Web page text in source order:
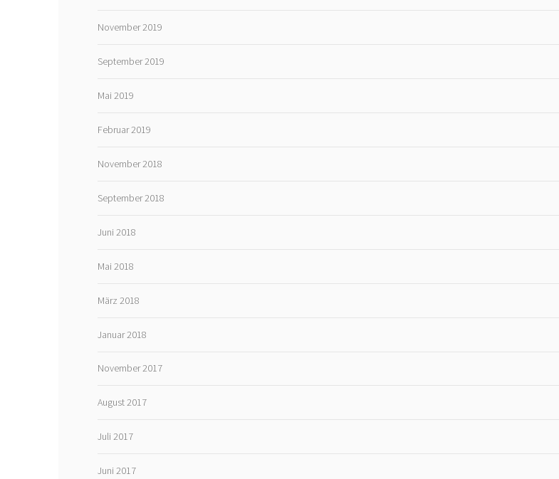
November 2019
September 2019
Mai 2019
Februar 2019
November 2018
September 2018
Juni 2018
Mai 2018
März 2018
Januar 2018
November 2017
August 2017
Juli 2017
Juni 2017